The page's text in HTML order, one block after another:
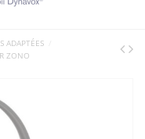
ADAPTÉES
ZONO